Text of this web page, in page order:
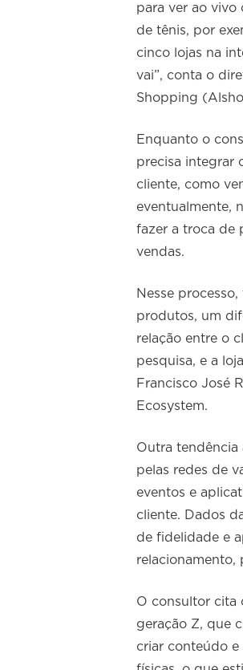
para ver ao vivo
de tênis, por
cinco lojas na
vai”, conta o
Shopping
Enquanto o
precisa integrar
cliente, como
eventualmente,
fazer a troca de
vendas.
Nesse
produtos, um
relação entre o
pesquisa, e a
Francisco José
Ecosystem.
Outra
pelas redes de
eventos e
cliente. Dados
de fidelidade e
relacionamento,
O consultor cita
geração Z, que
criar conteúdo